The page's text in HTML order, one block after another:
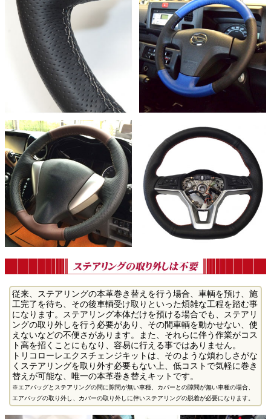
従来、ステアリングの本革巻き替えを行う場合、車輌を預け、施
工完了を待ち、その後車輌受け取りといった煩雑な工程を踏む事
になります。ステアリング本体だけを預ける場合でも、ステアリ
ングの取り外しを行う必要があり、その間車輌を動かせない、使
えないなどの不便さがあります。また、それらに伴う作業がコス
ト高を招くことにもなり、容易に行える事ではありません。
トリコローレエクスチェンジキットは、そのような煩わしさがな
くステアリングを取り外す必要もない上、低コストで気軽に巻き
替えが可能な、唯一の本革巻き替えキットです。
※エアバッグとステアリングの間に隙間が無い車種、カバーとの隙間が無い車種の場合、
エアバッグの取り外し、カバーの取り外しに伴いステアリングの脱着が必要になります。